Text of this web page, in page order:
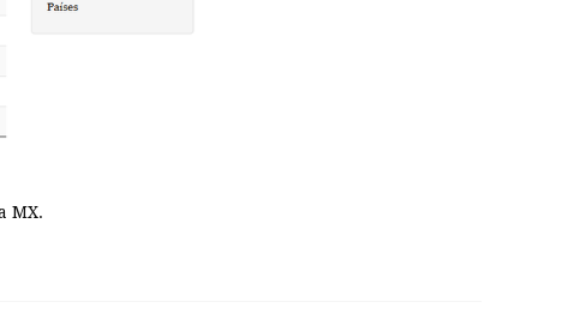
MX.